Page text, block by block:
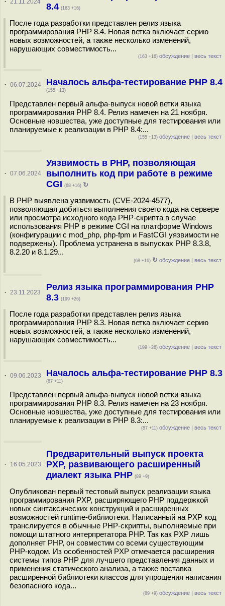
21.11.2024
8.4 (163 +16)
После года разработки представлен релиз языка
программирования PHP 8.4. Новая ветка включает серию
новых возможностей, а также несколько изменений,
нарушающих совместимость...
(163 +16) обсуждение | весь текст
· 06.07.2024 Началось альфа-тестирование PHP 8.4
(155 +13)
Представлен первый альфа-выпуск новой ветки языка
программирования PHP 8.4. Релиз намечен на 21 ноября.
Основные новшества, уже доступные для тестирования или
планируемые к реализации в PHP 8.4:...
(155 +13) обсуждение | весь текст
· 07.06.2024
Уязвимость в PHP, позволяющая
выполнить код при работе в режиме
CGI (68 +16) ↻
В PHP выявлена уязвимость (CVE-2024-4577),
позволяющая добиться выполнения своего кода на сервере
или просмотра исходного кода PHP-скрипта в случае
использования PHP в режиме CGI на платформе Windows
(конфигурации с mod_php, php-fpm и FastCGI уязвимости не
подвержены). Проблема устранена в выпусках PHP 8.3.8,
8.2.20 и 8.1.29...
(68 +16) ↻ обсуждение | весь текст
· 23.11.2023
Релиз языка программирования PHP
8.3 (199 +26)
После года разработки представлен релиз языка
программирования PHP 8.3. Новая ветка включает серию
новых возможностей, а также несколько изменений,
нарушающих совместимость...
(199 +26) обсуждение | весь текст
· 09.06.2023 Началось альфа-тестирование PHP 8.3
(87 +11)
Представлен первый альфа-выпуск новой ветки языка
программирования PHP 8.3. Релиз намечен на 23 ноября.
Основные новшества, уже доступные для тестирования или
планируемые к реализации в PHP 8.3:...
(87 +11) обсуждение | весь текст
· 16.05.2023
Предварительный выпуск проекта
PXP, развивающего расширенный
диалект языка PHP (89 +9)
Опубликован первый тестовый выпуск реализации языка
программирования PXP, расширяющего PHP поддержкой
новых синтаксических конструкций и расширенных
возможностей runtime-библиотеки. Написанный на PXP код
транслируется в обычные PHP-скрипты, выполняемые при
помощи штатного интерпретатора PHP. Так как PXP лишь
дополняет PHP, он совместим со всеми существующим
PHP-кодом. Из особенностей PXP отмечается расширения
системы типов PHP для лучшего представления данных и
применения статического анализа, а также поставка
расширенной библиотеки классов для упрощения написания
безопасного кода...
(89 +9) обсуждение | весь текст